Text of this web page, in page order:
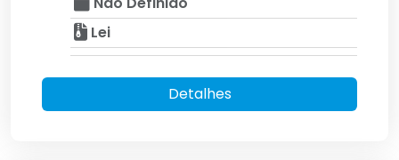
Lei
Detalhes